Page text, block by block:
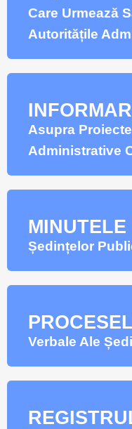
Care Urmează
Autoritățile
Asupra
Administrative
MINUTELE
Ședințelor
Verbale Ale